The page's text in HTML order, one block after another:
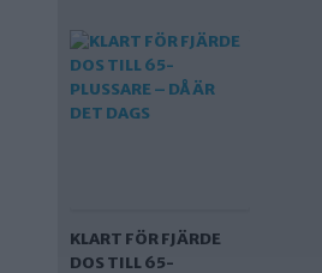
KLART FÖR FJÄRDE
DOS TILL 65-